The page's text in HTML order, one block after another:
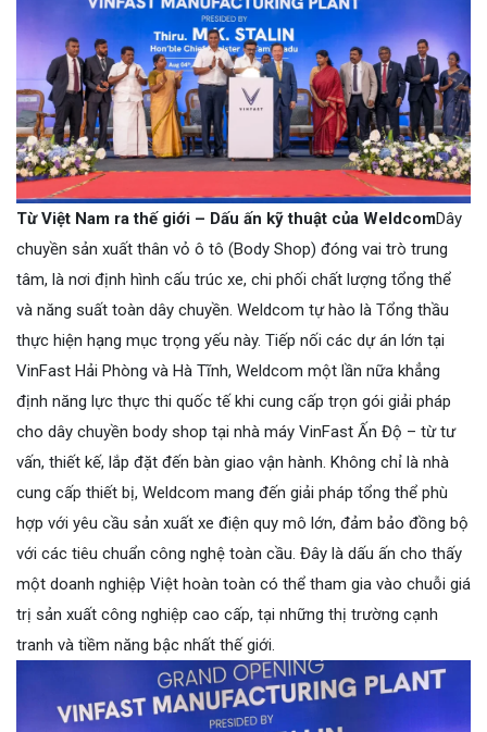
Từ Việt Nam ra thế giới – Dấu ấn kỹ thuật của WeldcomDây
chuyền sản xuất thân vỏ ô tô (Body Shop) đóng vai trò trung
tâm, là nơi định hình cấu trúc xe, chi phối chất lượng tổng thể
và năng suất toàn dây chuyền. Weldcom tự hào là Tổng thầu
thực hiện hạng mục trọng yếu này. Tiếp nối các dự án lớn tại
VinFast Hải Phòng và Hà Tĩnh, Weldcom một lần nữa khẳng
định năng lực thực thi quốc tế khi cung cấp trọn gói giải pháp
cho dây chuyền body shop tại nhà máy VinFast Ấn Độ – từ tư
vấn, thiết kế, lắp đặt đến bàn giao vận hành. Không chỉ là nhà
cung cấp thiết bị, Weldcom mang đến giải pháp tổng thể phù
hợp với yêu cầu sản xuất xe điện quy mô lớn, đảm bảo đồng bộ
với các tiêu chuẩn công nghệ toàn cầu. Đây là dấu ấn cho thấy
một doanh nghiệp Việt hoàn toàn có thể tham gia vào chuỗi giá
trị sản xuất công nghiệp cao cấp, tại những thị trường cạnh
tranh và tiềm năng bậc nhất thế giới.